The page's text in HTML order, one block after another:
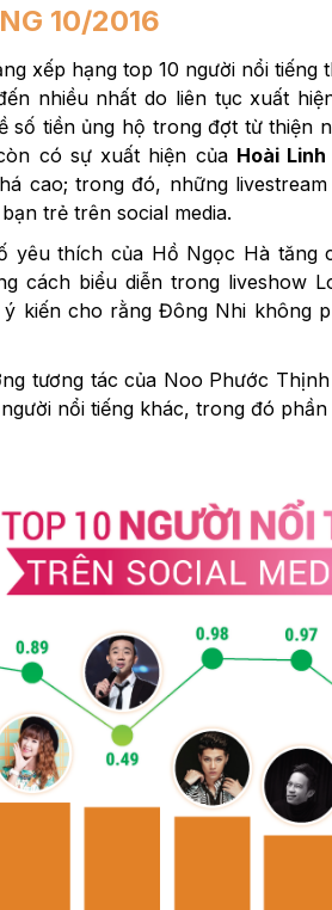
10/2016
xếp hạng top 10 người nổi
nhiều nhất do liên tục xuất
số tiền ủng hộ trong đợt từ thiện
có sự xuất hiện của Hoài Linh
cao; trong đó, những
trẻ trên social media.
yêu thích của Hồ Ngọc Hà
cách biểu diễn trong liveshow
kiến cho rằng Đông Nhi không
tương tác của Noo Phước
nổi tiếng khác, trong đó